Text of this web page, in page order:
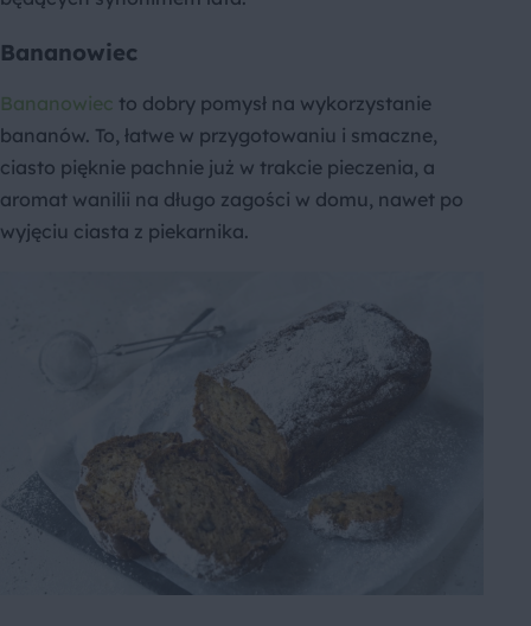
Bananowiec
Bananowiec to dobry pomysł na wykorzystanie
bananów. To, łatwe w przygotowaniu i smaczne,
ciasto pięknie pachnie już w trakcie pieczenia, a
aromat wanilii na długo zagości w domu, nawet po
wyjęciu ciasta z piekarnika.